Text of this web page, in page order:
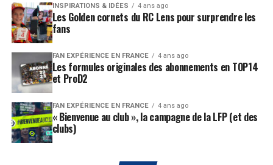
INSPIRATIONS & IDÉES 4 ans ago
Les Golden cornets du RC Lens pour surprendre les
fans
FAN EXPÉRIENCE EN FRANCE 4 ans ago
Les formules originales des abonnements en TOP14
et ProD2
FAN EXPÉRIENCE EN FRANCE 4 ans ago
« Bienvenue au club », la campagne de la LFP (et des
clubs)